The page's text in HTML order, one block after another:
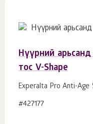
Нүүрний
тос V-Shape
Experalta Pro Anti-Age
#427177